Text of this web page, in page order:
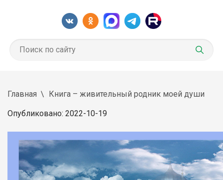
Главная Книга – живительный родник моей души
Опубликовано: 2022-10-19